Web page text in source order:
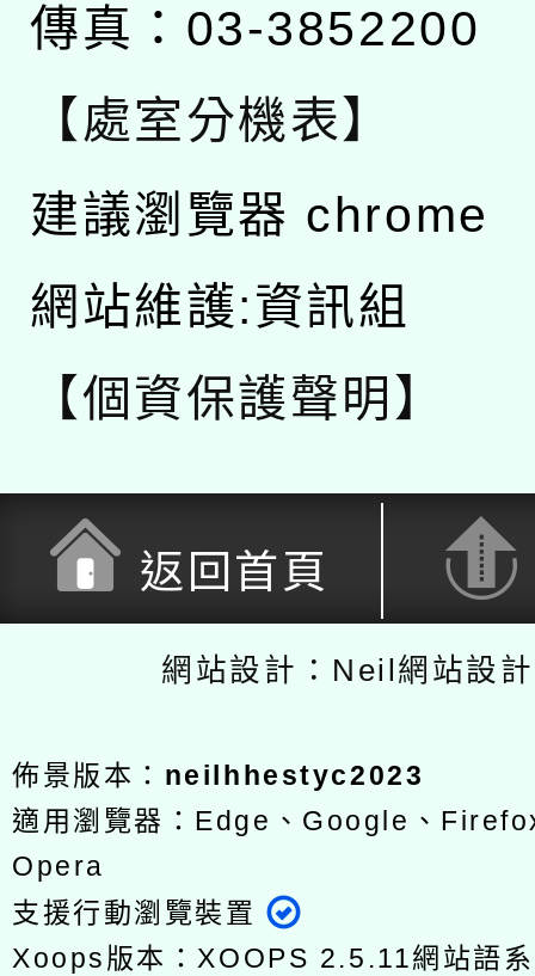
傳真：03-3852200
【處室分機表】
建議瀏覽器 chrome
網站維護:資訊組
【個資保護聲明】
返回首頁
網站設計：Neil網站設
佈景版本： neilhhestyc2023
適用瀏覽器：Edge、Google、
Opera
支援行動瀏覽裝置
Xoops版本： XOOPS 2.5.11網站語